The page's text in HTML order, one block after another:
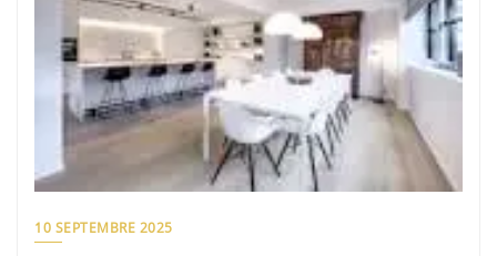
10 SEPTEMBRE 2025